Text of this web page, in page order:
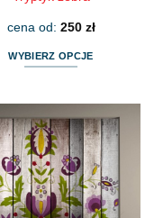
cena od: 250 zł
WYBIERZ OPCJE
ma
wiele
wariantów.
Opcje
można
wybrać